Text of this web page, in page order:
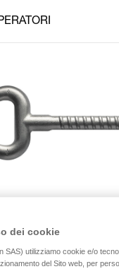
dei cookie
SAS) utilizziamo cookie e/o
del Sito web, per